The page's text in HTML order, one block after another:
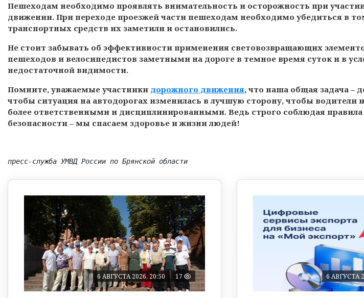
Пешеходам необходимо проявлять внимательность и осторожность при
движении. При переходе проезжей части пешеходам необходимо убедиться в
транспортных средств их заметили и остановились.
Не стоит забывать об эффективности применения световозвращающих
пешеходов и велосипедистов заметными на дороге в темное время суток и в
недостаточной видимости.
Помните, уважаемые участники дорожного движения, что наша общая задача –
чтобы ситуация на автодорогах изменилась в лучшую сторону, чтобы
более ответственными и дисциплинированными. Ведь строго соблюдая
безопасности – мы спасаем здоровье и жизни людей!
пресс-служба УМВД России по Брянской области
6 АВГУСТА 2026, 20:50 17 6 АВГУСТА